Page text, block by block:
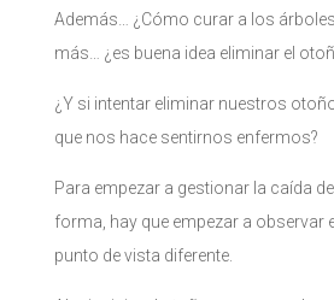
Además… ¿Cómo curar a los
más… ¿es buena idea eliminar el
¿Y si intentar eliminar nuestros
que nos hace sentirnos enfermos?
Para empezar a gestionar la caída
forma, hay que empezar a observar
punto de vista diferente.